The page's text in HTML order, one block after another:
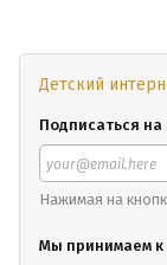
Детский
Подписаться на
Нажимая на
Мы принимаем к